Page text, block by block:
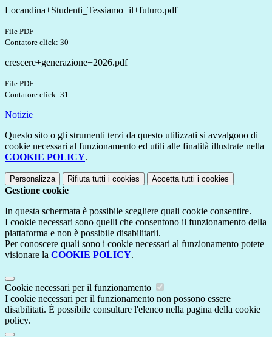
Locandina+Studenti_Tessiamo+il+futuro.pdf
File PDF
Contatore click: 30
crescere+generazione+2026.pdf
File PDF
Contatore click: 31
Notizie
Questo sito o gli strumenti terzi da questo utilizzati si avvalgono di
cookie necessari al funzionamento ed utili alle finalità illustrate nella
COOKIE POLICY.
Personalizza Rifiuta tutti i cookies Accetta tutti i cookies
Gestione cookie
In questa schermata è possibile scegliere quali cookie consentire.
I cookie necessari sono quelli che consentono il funzionamento della
piattaforma e non è possibile disabilitarli.
Per conoscere quali sono i cookie necessari al funzionamento potete
visionare la COOKIE POLICY.
Cookie necessari per il funzionamento
I cookie necessari per il funzionamento non possono essere
disabilitati. È possibile consultare l'elenco nella pagina della cookie
policy.